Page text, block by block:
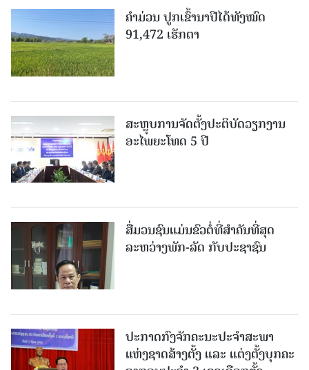
ຄໍາມ່ວນ ປູກເຂົ້ານາປີໄດ້ທັງໝົດ
91,472 ເຮັກຕາ
ສະຫຼຸບການຈັດຕັ້ງປະຕິບັດວຽກງານ
ອະໄພຍະໂທດ 5 ປີ
ສື່ມວນຊົນແມ່ນຂົວຕໍ່ທີ່ສໍາຄັນທີ່ສຸດ
ລະຫວ່າງພັກ-ລັດ ກັບປະຊາຊົນ
ປະກາດກົງຈັກຄະນະປະຈໍາສະພາ
ແຫ່ງຊາດສ້າງຕັ້ງ ແລະ ແຕ່ງຕັ້ງບຸກຄະ